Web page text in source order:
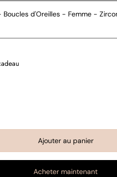
d'Oreilles - Femme -
Ajouter au panier
Acheter maintenant